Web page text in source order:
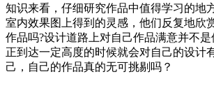
知识来看，仔细研究作品中值得学习的地
室内效果图上得到的灵感，他们反复地欣
作品吗?设计道路上对自己作品满意并不
正到达一定高度的时候就会对自己的设计
己，自己的作品真的无可挑剔吗？